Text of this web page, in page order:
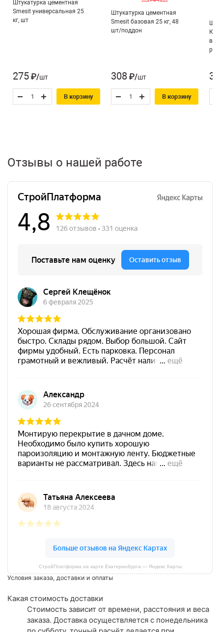
Прочность на сжатие, МПа:
Марка по морозостойкости: F35
Штукатурка цементная
Smesit универсальная 25
кг, шт
275 ₽/шт
В корзину
Штукатурка цементная
Smesit базовая 25 кг, 48
шт/поддон
308 ₽/шт
В корзину
Отзывы о нашей работе
СтройПлатформа на карте Екатеринбурга — Яндекс Карты
Условия заказа, доставки и оплаты
Какая стоимость доставки
Стоимость зависит от времени, расстояния и веса
заказа. Доставка осуществляется с понедельника